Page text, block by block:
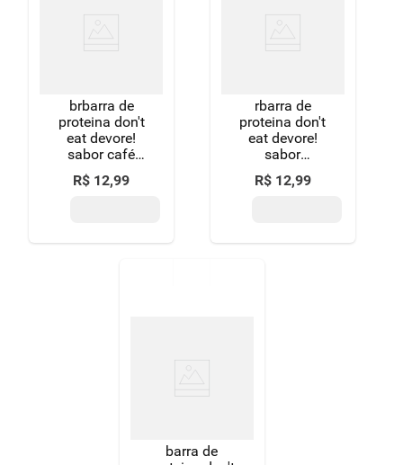
brbarra de
proteina don't
eat devore!
sabor café
R$ 12,99
rbarra de
proteina don't
eat devore!
sabor
goiabinha 40g
R$ 12,99
barra de